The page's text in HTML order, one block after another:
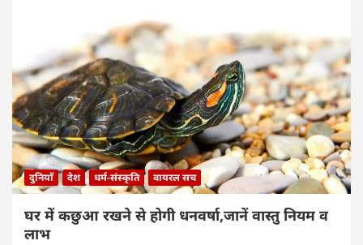
दुनियाँ देश धर्म-संस्कृति वायरल सच
घर में कछुआ रखने से होगी धनवर्षा,जानें वास्तु नियम व
लाभ